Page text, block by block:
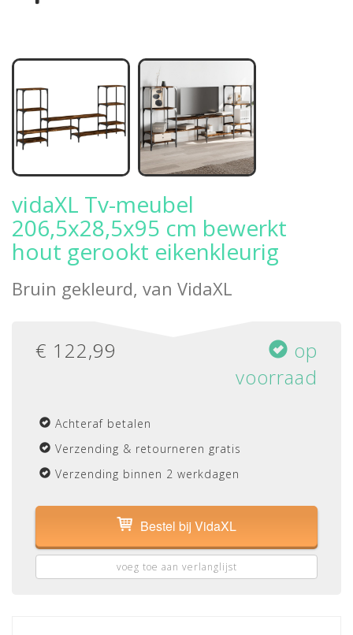
vidaXL Tv-meubel
206,5x28,5x95 cm bewerkt
hout gerookt eikenkleurig
Bruin gekleurd, van VidaXL
€ 122,99
op
voorraad
Achteraf betalen
Verzending & retourneren gratis
Verzending binnen 2 werkdagen
Bestel bij VidaXL
voeg toe aan verlanglijst